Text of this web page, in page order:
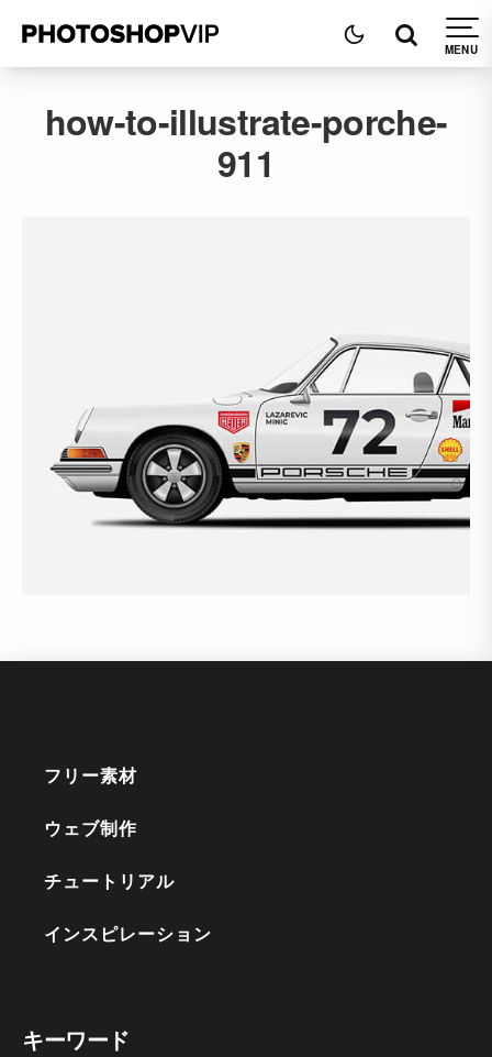
how-to-illustrate-porche-
911
フリー素材
ウェブ制作
チュートリアル
インスピレーション
キーワード